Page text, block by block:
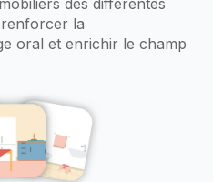
la
oral et enrichir le champ